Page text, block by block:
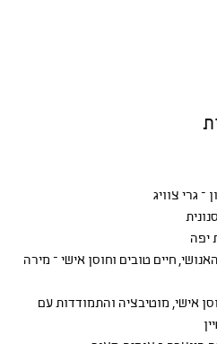
– גרי צוויג
יפה
חיים טובים וחוסן אישי – מירה
אישי, מוטיבציה והתמודדות עם